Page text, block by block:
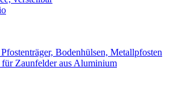
Bodenhülsen, Metallpfosten
für Zaunfelder aus Aluminium